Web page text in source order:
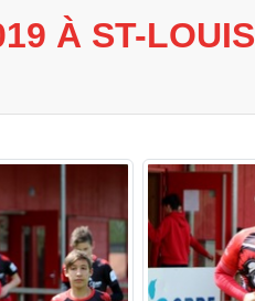
À ST-LOUIS